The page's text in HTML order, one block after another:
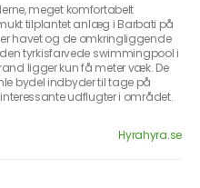
meget komfortabelt
tilplantet anlæg i Barbati på
havet og de omkringliggende
tyrkisfarvede swimmingpool i
ligger kun få meter væk. De
bydel indbyder til tage på
udflugter i området.
Hyrahyra.se